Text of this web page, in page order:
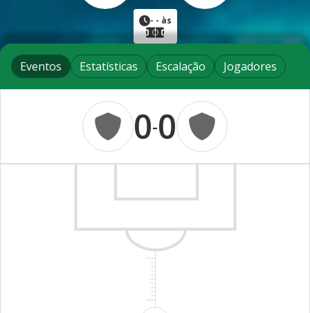
- - às
Eventos Estatísticas Escalação Jogadores
0-0